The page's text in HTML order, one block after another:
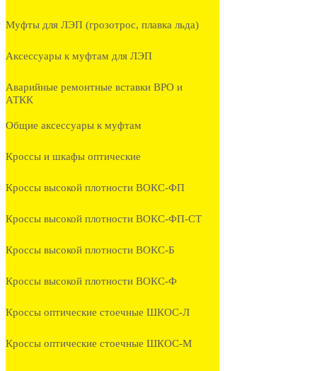
Муфты для ЛЭП (грозотрос, плавка льда)
Аксессуары к муфтам для ЛЭП
Аварийные ремонтные вставки ВРО и
АТКК
Общие аксессуары к муфтам
Кроссы и шкафы оптические
Кроссы высокой плотности ВОКС-ФП
Кроссы высокой плотности ВОКС-ФП-СТ
Кроссы высокой плотности ВОКС-Б
Кроссы высокой плотности ВОКС-Ф
Кроссы оптические стоечные ШКОС-Л
Кроссы оптические стоечные ШКОС-М